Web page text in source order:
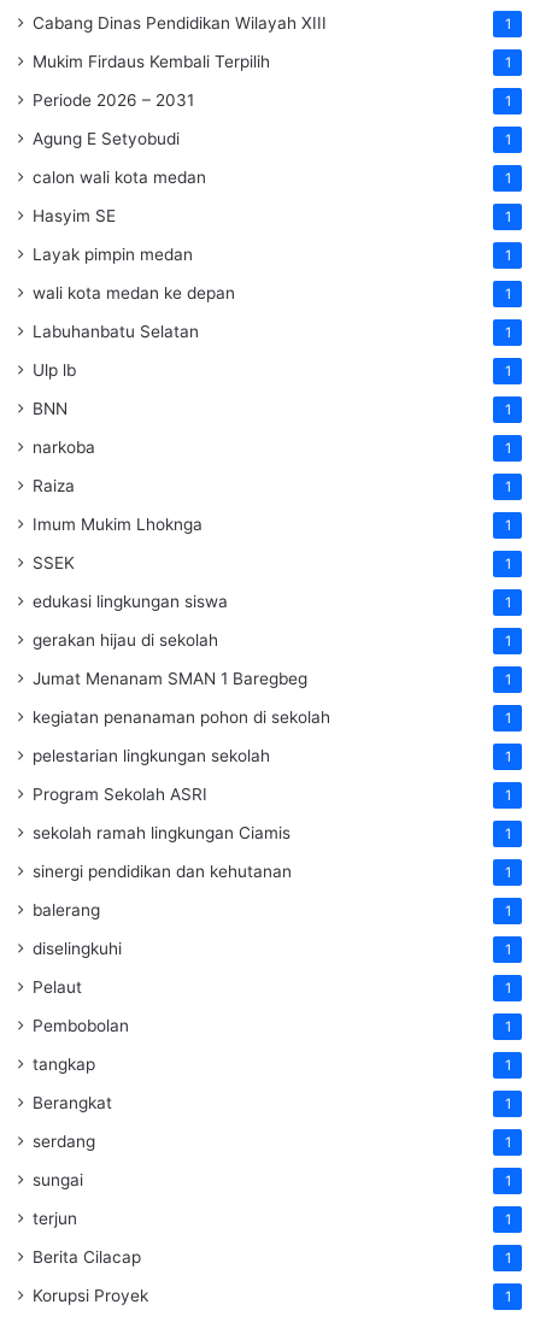
Cabang Dinas Pendidikan Wilayah XIII 1
Mukim Firdaus Kembali Terpilih 1
Periode 2026 – 2031 1
Agung E Setyobudi 1
calon wali kota medan 1
Hasyim SE 1
Layak pimpin medan 1
wali kota medan ke depan 1
Labuhanbatu Selatan 1
Ulp lb 1
BNN 1
narkoba 1
Raiza 1
Imum Mukim Lhoknga 1
SSEK 1
edukasi lingkungan siswa 1
gerakan hijau di sekolah 1
Jumat Menanam SMAN 1 Baregbeg 1
kegiatan penanaman pohon di sekolah 1
pelestarian lingkungan sekolah 1
Program Sekolah ASRI 1
sekolah ramah lingkungan Ciamis 1
sinergi pendidikan dan kehutanan 1
balerang 1
diselingkuhi 1
Pelaut 1
Pembobolan 1
tangkap 1
Berangkat 1
serdang 1
sungai 1
terjun 1
Berita Cilacap 1
Korupsi Proyek 1